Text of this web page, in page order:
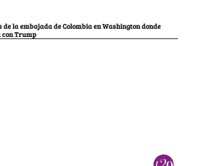
de la embajada de Colombia en Washington donde
con Trump